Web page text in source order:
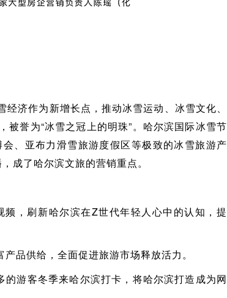
济作为新增长点，推动冰雪运动、冰雪文化、
誉为“冰雪之冠上的明珠”。哈尔滨国际冰雪节
、亚布力滑雪旅游度假区等极致的冰雪旅游产
成了哈尔滨文旅的营销重点。
，刷新哈尔滨在Z世代年轻人心中的认知，提
品供给，全面促进旅游市场释放活力。
的游客冬季来哈尔滨打卡，将哈尔滨打造成为网